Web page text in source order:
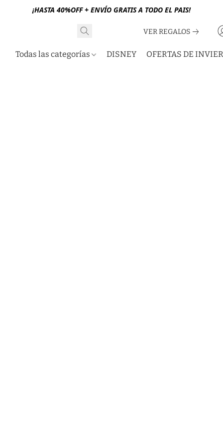
¡HASTA 40%OFF + ENVÍO GRATIS A TODO EL PAIS!
VER REGALOS
Todas las categorías DISNEY OFERTAS DE